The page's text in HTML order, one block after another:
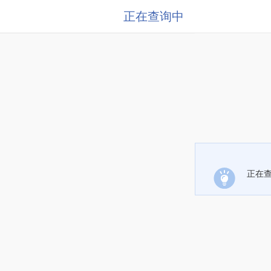
正在查询中
正在